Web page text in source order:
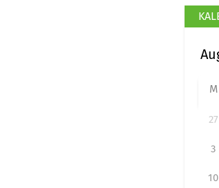
M
27
3
10